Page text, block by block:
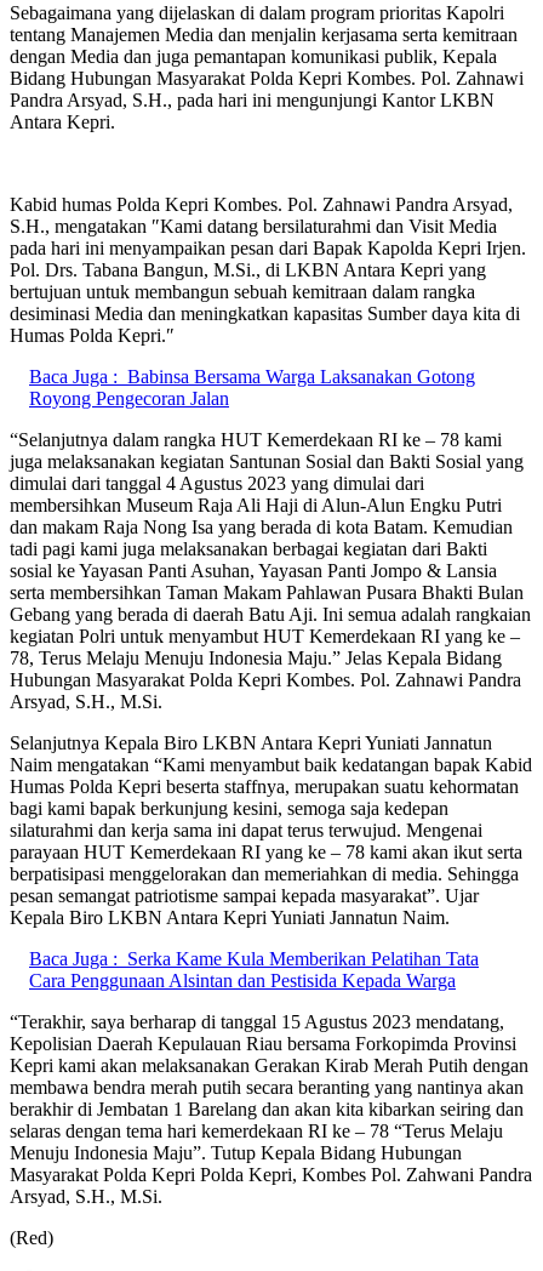
Sebagaimana yang dijelaskan di dalam program prioritas Kapolri
tentang Manajemen Media dan menjalin kerjasama serta kemitraan
dengan Media dan juga pemantapan komunikasi publik, Kepala
Bidang Hubungan Masyarakat Polda Kepri Kombes. Pol. Zahnawi
Pandra Arsyad, S.H., pada hari ini mengunjungi Kantor LKBN
Antara Kepri.
Kabid humas Polda Kepri Kombes. Pol. Zahnawi Pandra Arsyad,
S.H., mengatakan ″Kami datang bersilaturahmi dan Visit Media
pada hari ini menyampaikan pesan dari Bapak Kapolda Kepri Irjen.
Pol. Drs. Tabana Bangun, M.Si., di LKBN Antara Kepri yang
bertujuan untuk membangun sebuah kemitraan dalam rangka
desiminasi Media dan meningkatkan kapasitas Sumber daya kita di
Humas Polda Kepri.″
Baca Juga : Babinsa Bersama Warga Laksanakan Gotong
Royong Pengecoran Jalan
“Selanjutnya dalam rangka HUT Kemerdekaan RI ke – 78 kami
juga melaksanakan kegiatan Santunan Sosial dan Bakti Sosial yang
dimulai dari tanggal 4 Agustus 2023 yang dimulai dari
membersihkan Museum Raja Ali Haji di Alun-Alun Engku Putri
dan makam Raja Nong Isa yang berada di kota Batam. Kemudian
tadi pagi kami juga melaksanakan berbagai kegiatan dari Bakti
sosial ke Yayasan Panti Asuhan, Yayasan Panti Jompo & Lansia
serta membersihkan Taman Makam Pahlawan Pusara Bhakti Bulan
Gebang yang berada di daerah Batu Aji. Ini semua adalah rangkaian
kegiatan Polri untuk menyambut HUT Kemerdekaan RI yang ke –
78, Terus Melaju Menuju Indonesia Maju.” Jelas Kepala Bidang
Hubungan Masyarakat Polda Kepri Kombes. Pol. Zahnawi Pandra
Arsyad, S.H., M.Si.
Selanjutnya Kepala Biro LKBN Antara Kepri Yuniati Jannatun
Naim mengatakan “Kami menyambut baik kedatangan bapak Kabid
Humas Polda Kepri beserta staffnya, merupakan suatu kehormatan
bagi kami bapak berkunjung kesini, semoga saja kedepan
silaturahmi dan kerja sama ini dapat terus terwujud. Mengenai
parayaan HUT Kemerdekaan RI yang ke – 78 kami akan ikut serta
berpatisipasi menggelorakan dan memeriahkan di media. Sehingga
pesan semangat patriotisme sampai kepada masyarakat”. Ujar
Kepala Biro LKBN Antara Kepri Yuniati Jannatun Naim.
Baca Juga : Serka Kame Kula Memberikan Pelatihan Tata
Cara Penggunaan Alsintan dan Pestisida Kepada Warga
“Terakhir, saya berharap di tanggal 15 Agustus 2023 mendatang,
Kepolisian Daerah Kepulauan Riau bersama Forkopimda Provinsi
Kepri kami akan melaksanakan Gerakan Kirab Merah Putih dengan
membawa bendra merah putih secara beranting yang nantinya akan
berakhir di Jembatan 1 Barelang dan akan kita kibarkan seiring dan
selaras dengan tema hari kemerdekaan RI ke – 78 “Terus Melaju
Menuju Indonesia Maju”. Tutup Kepala Bidang Hubungan
Masyarakat Polda Kepri Polda Kepri, Kombes Pol. Zahwani Pandra
Arsyad, S.H., M.Si.
(Red)